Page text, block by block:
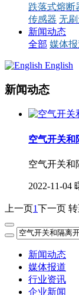
跌落式熔断
传感器 无
新闻动态
全部 媒体
English
新闻动态
空气开关和
空气开关和
2022-11-04
上一页1下一页
新闻动态
媒体报道
行业资讯
企业新闻